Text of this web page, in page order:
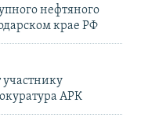
нефтяного
крае РФ
участнику
АРК